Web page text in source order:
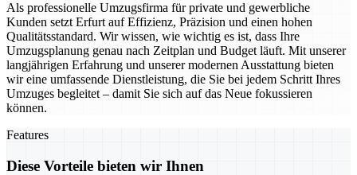
Als professionelle Umzugsfirma für private und gewerbliche
Kunden setzt Erfurt auf Effizienz, Präzision und einen hohen
Qualitätsstandard. Wir wissen, wie wichtig es ist, dass Ihre
Umzugsplanung genau nach Zeitplan und Budget läuft. Mit unserer
langjährigen Erfahrung und unserer modernen Ausstattung bieten
wir eine umfassende Dienstleistung, die Sie bei jedem Schritt Ihres
Umzuges begleitet – damit Sie sich auf das Neue fokussieren
können.
Features
Diese Vorteile bieten wir Ihnen